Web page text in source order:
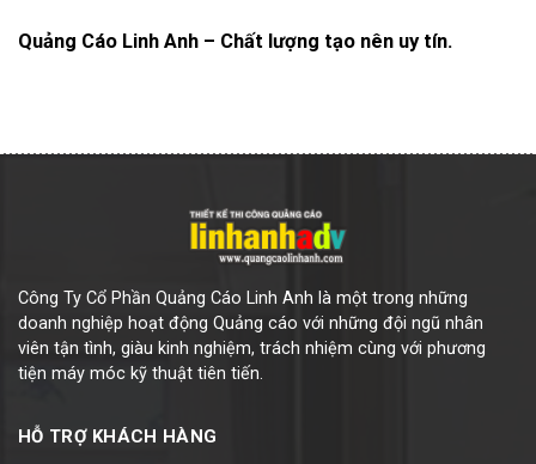
Quảng Cáo Linh Anh – Chất lượng tạo nên uy tín.
Công Ty Cổ Phần Quảng Cáo Linh Anh là một trong những
doanh nghiệp hoạt động Quảng cáo với những đội ngũ nhân
viên tận tình, giàu kinh nghiệm, trách nhiệm cùng với phương
tiện máy móc kỹ thuật tiên tiến.
HỖ TRỢ KHÁCH HÀNG